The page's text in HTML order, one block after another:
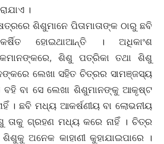
।
ଶିଶୁମାନେ ପିତାମାତାଙ୍କ ଠାରୁ ଛବି
ହୋଇଥାଆନ୍ତି । ଅଧିକାଂଶ
ଶିଶୁ ପତ୍ରିକା ତଥା ଶିଶୁ
ଲେଖା ସହିତ ଚିତ୍ରର ସାମଞ୍ଜସ୍ୟ
ବହି ବା ସେ ଲେଖା ଶିଶୁମାନଙ୍କୁ ଆକୃଷ୍ଟ
। ଛବି ମଧ୍ୟ ଆକର୍ଷଣୀୟ ବା ଲୋଭନୀୟ
ତାକୁ ଗ୍ରହଣ ମଧ୍ୟ କରେ ନାହିଁ । ଚିତ୍ର
ଅନେକ କାହାଣୀ କୁହାଯାଇପାରେ ।